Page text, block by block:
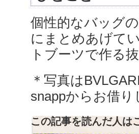
個性的なバッグ
にまとめあげて
トブーツで作る
＊写真は
snappからお借り
この記事を読んだ人は